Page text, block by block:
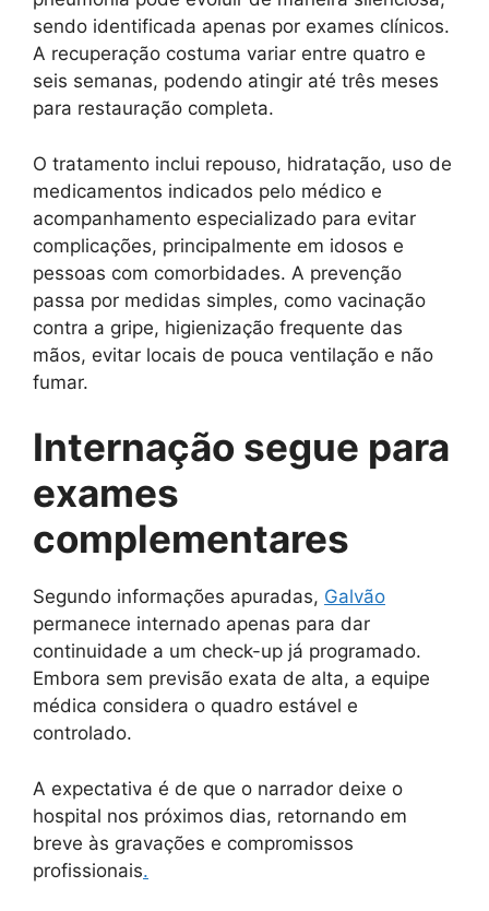
sendo identificada apenas por exames clínicos.
A recuperação costuma variar entre quatro e
seis semanas, podendo atingir até três meses
para restauração completa.
O tratamento inclui repouso, hidratação, uso de
medicamentos indicados pelo médico e
acompanhamento especializado para evitar
complicações, principalmente em idosos e
pessoas com comorbidades. A prevenção
passa por medidas simples, como vacinação
contra a gripe, higienização frequente das
mãos, evitar locais de pouca ventilação e não
fumar.
Internação segue para
exames
complementares
Segundo informações apuradas, Galvão
permanece internado apenas para dar
continuidade a um check-up já programado.
Embora sem previsão exata de alta, a equipe
médica considera o quadro estável e
controlado.
A expectativa é de que o narrador deixe o
hospital nos próximos dias, retornando em
breve às gravações e compromissos
profissionais.